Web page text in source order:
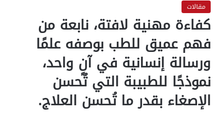
مقالات
كفاءة مهنية لافتة، نابعة من
فهم عميق للطب بوصفه علمًا
ورسالة إنسانية في آنٍ واحد،
نموذجًا للطبيبة التي تُحسن
الإصغاء بقدر ما تُحسن العلاج.